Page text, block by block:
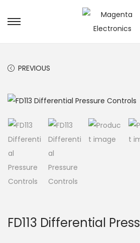
PREVIOUS
FD113 Differential